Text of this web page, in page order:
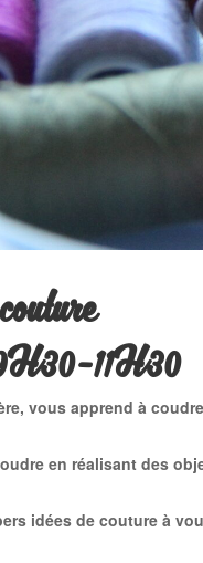
11H30
vous apprend à
en réalisant des
idées de couture à